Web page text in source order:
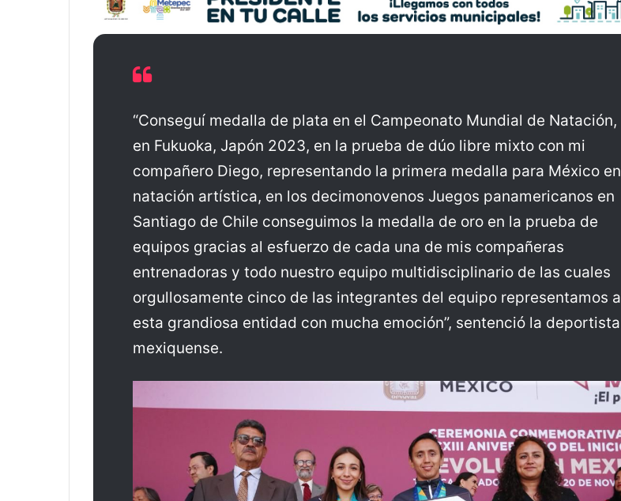
“Conseguí medalla de plata en el Campeonato Mundial de Natación,
en Fukuoka, Japón 2023, en la prueba de dúo libre mixto con mi
compañero Diego, representando la primera medalla para México en
natación artística, en los decimonovenos Juegos panamericanos en
Santiago de Chile conseguimos la medalla de oro en la prueba de
equipos gracias al esfuerzo de cada una de mis compañeras
entrenadoras y todo nuestro equipo multidisciplinario de las cuales
orgullosamente cinco de las integrantes del equipo representamos a
esta grandiosa entidad con mucha emoción”, sentenció la deportista
mexiquense.